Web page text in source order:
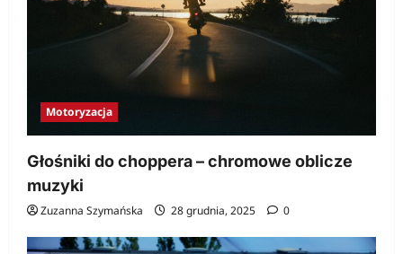
Motoryzacja
Głośniki do choppera – chromowe oblicze
muzyki
Zuzanna Szymańska 28 grudnia, 2025 0